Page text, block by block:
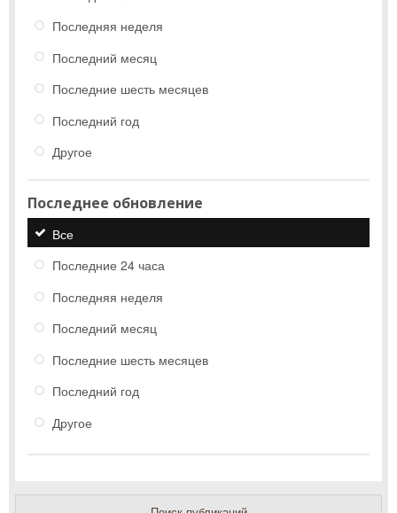
Последняя неделя
Последний месяц
Последние шесть месяцев
Последний год
Другое
Последнее обновление
Все
Последние 24 часа
Последняя неделя
Последний месяц
Последние шесть месяцев
Последний год
Другое